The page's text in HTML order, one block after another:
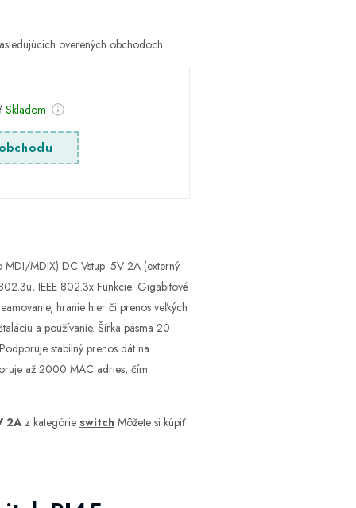
overených obchodoch:
Skladom
MDIX) DC Vstup: 5V 2A (externý
IEEE 802.3x Funkcie: Gigabitové
hranie hier či prenos veľkých
a používanie. Šírka pásma 20
stabilný prenos dát na
až 2000 MAC adries, čím
2A z kategórie switch Môžete si kúpiť